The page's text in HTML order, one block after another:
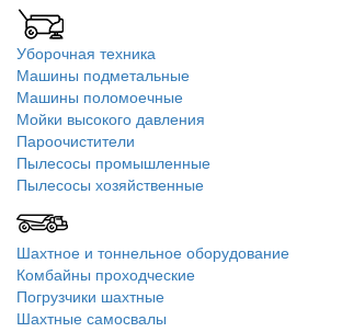
Уборочная техника
Машины подметальные
Машины поломоечные
Мойки высокого давления
Пароочистители
Пылесосы промышленные
Пылесосы хозяйственные
Шахтное и тоннельное оборудование
Комбайны проходческие
Погрузчики шахтные
Шахтные самосвалы